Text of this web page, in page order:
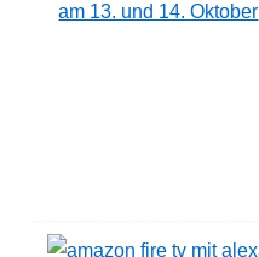
am 13. und 14. Oktober